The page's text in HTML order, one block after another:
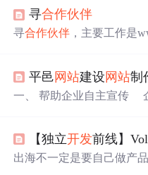
寻合作伙伴
寻合作伙伴 ，主要工作是
案例，要懂
及存储过程,简单平面设计
平邑 网站建设 网站制
一、 帮助企业自主宣传
业形象，取得用户信任都
品质 这个主要针对网站服
【独立开发前线】
出海不一定是要自己做产